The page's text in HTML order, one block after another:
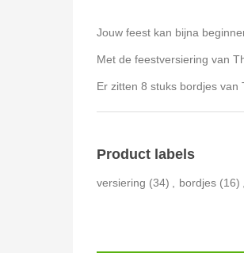
Jouw feest kan bijna
Met de feestversiering van
Er zitten 8 stuks bordjes
Product labels
versiering (34) bordjes (16)